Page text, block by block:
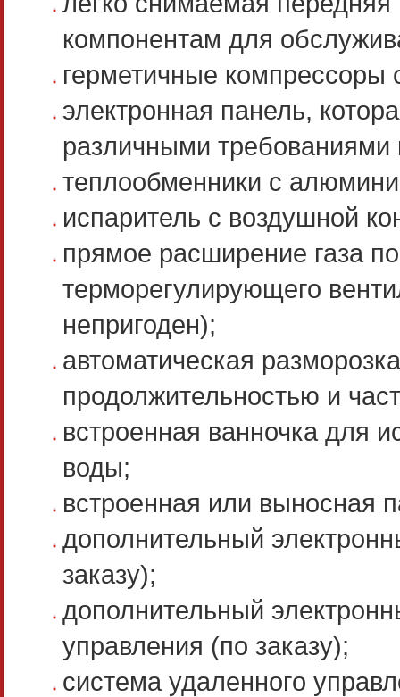
компонентам для
герметичные компрессоры
электронная панель,
различными требованиями
теплообменники с
испаритель с воздушной
прямое расширение газа
терморегулирующего
непригоден);
автоматическая
продолжительностью и
встроенная ванночка для
воды;
встроенная или выносная
дополнительный
заказу);
дополнительный
управления (по заказу);
система удаленного